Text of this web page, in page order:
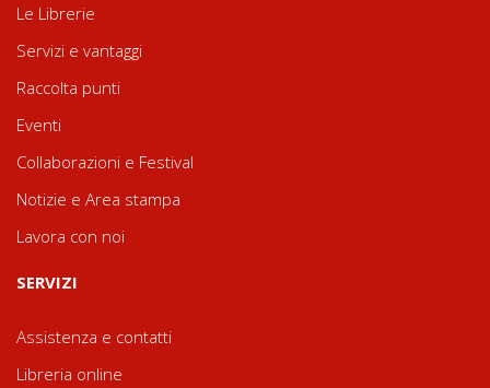
Le Librerie
Servizi e vantaggi
Raccolta punti
Eventi
Collaborazioni e Festival
Notizie e Area stampa
Lavora con noi
SERVIZI
Assistenza e contatti
Libreria online